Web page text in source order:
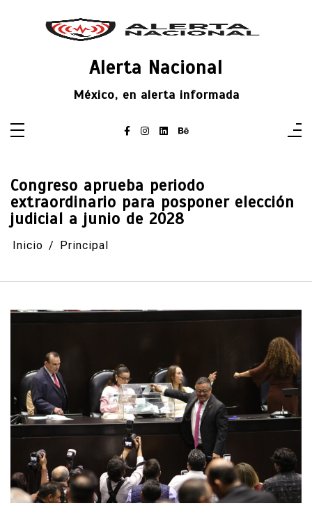
Alerta Nacional
México, en alerta informada
Congreso aprueba periodo
extraordinario para posponer elección
judicial a junio de 2028
Inicio Principal